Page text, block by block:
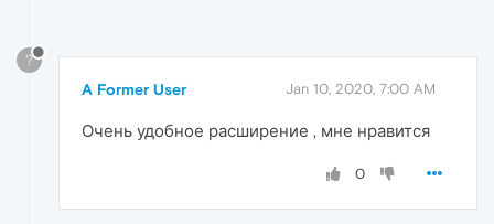
?
A Former User Jan 10, 2020, 7:00 AM
Очень удобное расширение , мне нравится
0